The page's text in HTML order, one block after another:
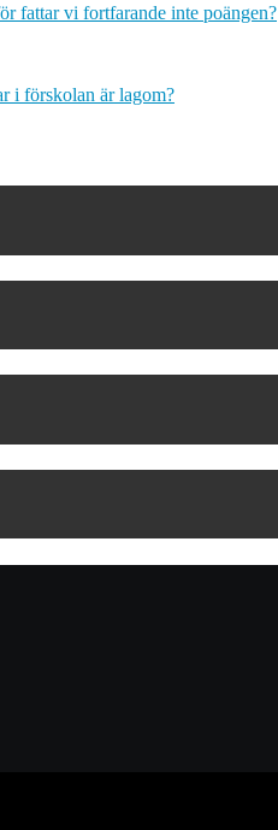
fattar vi fortfarande inte poängen?
i förskolan är lagom?